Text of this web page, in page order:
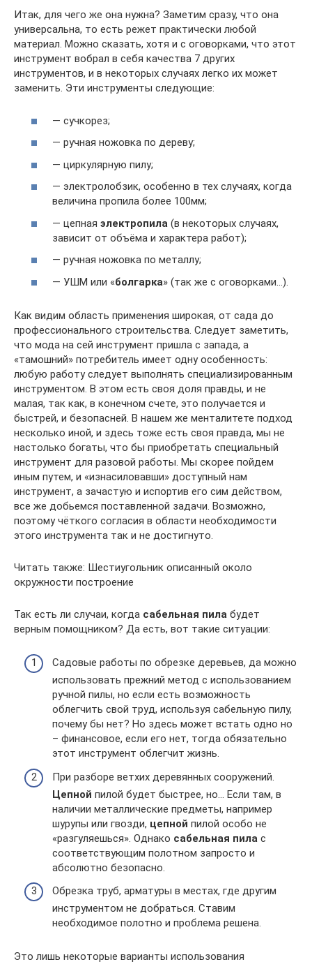
Итак, для чего же она нужна? Заметим сразу, что она
универсальна, то есть режет практически любой
материал. Можно сказать, хотя и с оговорками, что этот
инструмент вобрал в себя качества 7 других
инструментов, и в некоторых случаях легко их может
заменить. Эти инструменты следующие:
— сучкорез;
— ручная ножовка по дереву;
— циркулярную пилу;
— электролобзик, особенно в тех случаях, когда
величина пропила более 100мм;
— цепная электропила (в некоторых случаях,
зависит от объёма и характера работ);
— ручная ножовка по металлу;
— УШМ или «болгарка» (так же с оговорками…).
Как видим область применения широкая, от сада до
профессионального строительства. Следует заметить,
что мода на сей инструмент пришла с запада, а
«тамошний» потребитель имеет одну особенность:
любую работу следует выполнять специализированным
инструментом. В этом есть своя доля правды, и не
малая, так как, в конечном счете, это получается и
быстрей, и безопасней. В нашем же менталитете подход
несколько иной, и здесь тоже есть своя правда, мы не
настолько богаты, что бы приобретать специальный
инструмент для разовой работы. Мы скорее пойдем
иным путем, и «изнасиловавши» доступный нам
инструмент, а зачастую и испортив его сим действом,
все же добьемся поставленной задачи. Возможно,
поэтому чёткого согласия в области необходимости
этого инструмента так и не достигнуто.
Читать также: Шестиугольник описанный около
окружности построение
Так есть ли случаи, когда сабельная пила будет
верным помощником? Да есть, вот такие ситуации:
Садовые работы по обрезке деревьев, да можно
использовать прежний метод с использованием
ручной пилы, но если есть возможность
облегчить свой труд, используя сабельную пилу,
почему бы нет? Но здесь может встать одно но
– финансовое, если его нет, тогда обязательно
этот инструмент облегчит жизнь.
При разборе ветхих деревянных сооружений.
Цепной пилой будет быстрее, но… Если там, в
наличии металлические предметы, например
шурупы или гвозди, цепной пилой особо не
«разгуляешься». Однако сабельная пила с
соответствующим полотном запросто и
абсолютно безопасно.
Обрезка труб, арматуры в местах, где другим
инструментом не добраться. Ставим
необходимое полотно и проблема решена.
Это лишь некоторые варианты использования